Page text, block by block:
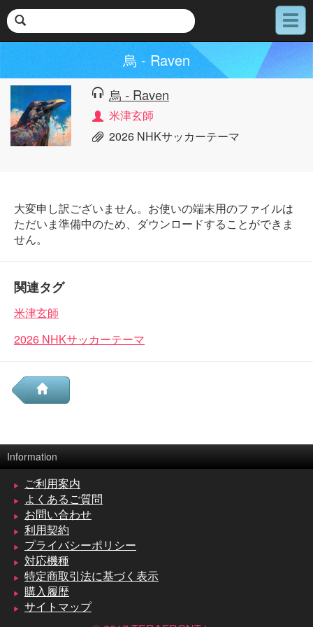
メ
ニ
烏 - Raven
烏 - Raven
米津玄師
2026 NHKサッカーテーマ
大変申し訳ございません。お使いの端末用のファイルは
ただいま準備中のため、ダウンロードすることができま
せん。
関連タグ
米津玄師
2026 NHKサッカーテーマ
Information
ご利用案内
よくあるご質問
お問い合わせ
利用契約
プライバシーポリシー
対応機種
特定商取引法に基づく表示
購入履歴
サイトマップ